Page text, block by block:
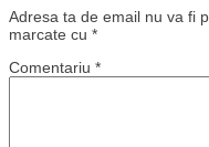
Adresa ta de email nu va fi
marcate cu *
Comentariu *